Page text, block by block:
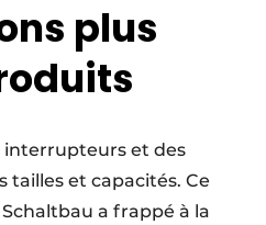
plus
interrupteurs et des
et capacités. Ce
a frappé à la